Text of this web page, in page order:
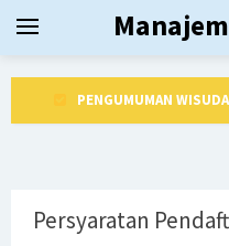
PENGUMUMAN
Persyaratan